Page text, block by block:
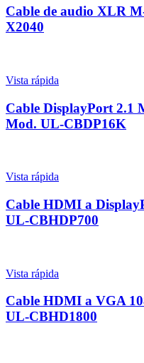
Cable de audio XLR
X2040
Vista rápida
Cable DisplayPort 2.1
Mod. UL-CBDP16K
Vista rápida
Cable HDMI a
UL-CBHDP700
Vista rápida
Cable HDMI a VGA
UL-CBHD1800